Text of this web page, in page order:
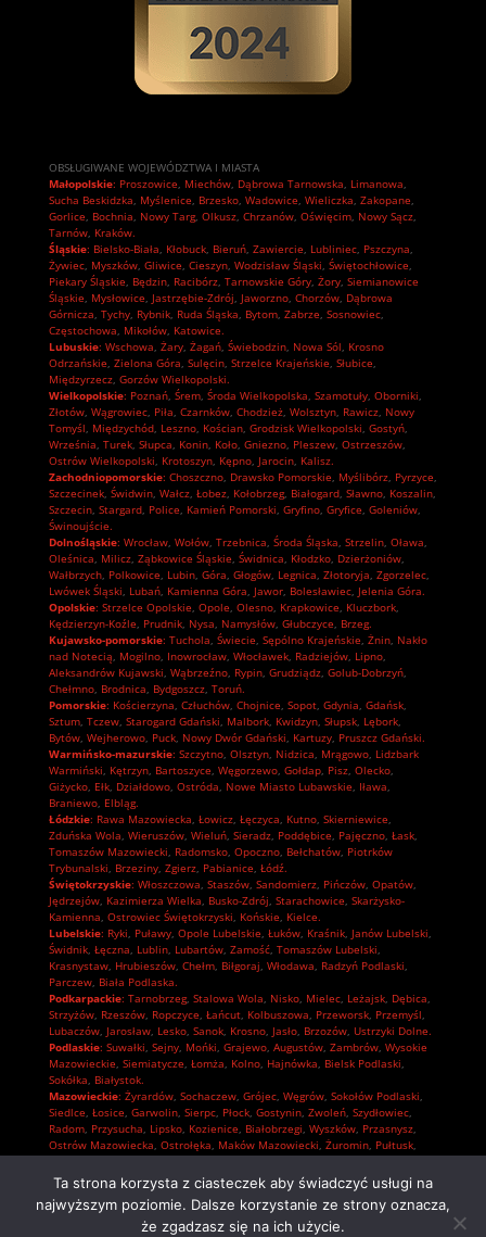
OBSŁUGIWANE WOJEWÓDZTWA I MIASTA
Małopolskie: Proszowice, Miechów, Dąbrowa Tarnowska, Limanowa,
Sucha Beskidzka, Myślenice, Brzesko, Wadowice, Wieliczka, Zakopane,
Gorlice, Bochnia, Nowy Targ, Olkusz, Chrzanów, Oświęcim, Nowy Sącz,
Tarnów, Kraków.
Śląskie: Bielsko-Biała, Kłobuck, Bieruń, Zawiercie, Lubliniec, Pszczyna,
Żywiec, Myszków, Gliwice, Cieszyn, Wodzisław Śląski, Świętochłowice,
Piekary Śląskie, Będzin, Racibórz, Tarnowskie Góry, Żory, Siemianowice
Śląskie, Mysłowice, Jastrzębie-Zdrój, Jaworzno, Chorzów, Dąbrowa
Górnicza, Tychy, Rybnik, Ruda Śląska, Bytom, Zabrze, Sosnowiec,
Częstochowa, Mikołów, Katowice.
Lubuskie: Wschowa, Żary, Żagań, Świebodzin, Nowa Sól, Krosno
Odrzańskie, Zielona Góra, Sulęcin, Strzelce Krajeńskie, Słubice,
Międzyrzecz, Gorzów Wielkopolski.
Wielkopolskie: Poznań, Śrem, Środa Wielkopolska, Szamotuły, Oborniki,
Złotów, Wągrowiec, Piła, Czarnków, Chodzież, Wolsztyn, Rawicz, Nowy
Tomyśl, Międzychód, Leszno, Kościan, Grodzisk Wielkopolski, Gostyń,
Września, Turek, Słupca, Konin, Koło, Gniezno, Pleszew, Ostrzeszów,
Ostrów Wielkopolski, Krotoszyn, Kępno, Jarocin, Kalisz.
Zachodniopomorskie: Choszczno, Drawsko Pomorskie, Myślibórz, Pyrzyce,
Szczecinek, Świdwin, Wałcz, Łobez, Kołobrzeg, Białogard, Sławno, Koszalin,
Szczecin, Stargard, Police, Kamień Pomorski, Gryfino, Gryfice, Goleniów,
Świnoujście.
Dolnośląskie: Wrocław, Wołów, Trzebnica, Środa Śląska, Strzelin, Oława,
Oleśnica, Milicz, Ząbkowice Śląskie, Świdnica, Kłodzko, Dzierżoniów,
Wałbrzych, Polkowice, Lubin, Góra, Głogów, Legnica, Złotoryja, Zgorzelec,
Lwówek Śląski, Lubań, Kamienna Góra, Jawor, Bolesławiec, Jelenia Góra.
Opolskie: Strzelce Opolskie, Opole, Olesno, Krapkowice, Kluczbork,
Kędzierzyn-Koźle, Prudnik, Nysa, Namysłów, Głubczyce, Brzeg.
Kujawsko-pomorskie: Tuchola, Świecie, Sępólno Krajeńskie, Żnin, Nakło
nad Notecią, Mogilno, Inowrocław, Włocławek, Radziejów, Lipno,
Aleksandrów Kujawski, Wąbrzeźno, Rypin, Grudziądz, Golub-Dobrzyń,
Chełmno, Brodnica, Bydgoszcz, Toruń.
Pomorskie: Kościerzyna, Człuchów, Chojnice, Sopot, Gdynia, Gdańsk,
Sztum, Tczew, Starogard Gdański, Malbork, Kwidzyn, Słupsk, Lębork,
Bytów, Wejherowo, Puck, Nowy Dwór Gdański, Kartuzy, Pruszcz Gdański.
Warmińsko-mazurskie: Szczytno, Olsztyn, Nidzica, Mrągowo, Lidzbark
Warmiński, Kętrzyn, Bartoszyce, Węgorzewo, Gołdap, Pisz, Olecko,
Giżycko, Ełk, Działdowo, Ostróda, Nowe Miasto Lubawskie, Iława,
Braniewo, Elbląg.
Łódzkie: Rawa Mazowiecka, Łowicz, Łęczyca, Kutno, Skierniewice,
Zduńska Wola, Wieruszów, Wieluń, Sieradz, Poddębice, Pajęczno, Łask,
Tomaszów Mazowiecki, Radomsko, Opoczno, Bełchatów, Piotrków
Trybunalski, Brzeziny, Zgierz, Pabianice, Łódź.
Świętokrzyskie: Włoszczowa, Staszów, Sandomierz, Pińczów, Opatów,
Jędrzejów, Kazimierza Wielka, Busko-Zdrój, Starachowice, Skarżysko-
Kamienna, Ostrowiec Świętokrzyski, Końskie, Kielce.
Lubelskie: Ryki, Puławy, Opole Lubelskie, Łuków, Kraśnik, Janów Lubelski,
Świdnik, Łęczna, Lublin, Lubartów, Zamość, Tomaszów Lubelski,
Krasnystaw, Hrubieszów, Chełm, Biłgoraj, Włodawa, Radzyń Podlaski,
Parczew, Biała Podlaska.
Podkarpackie: Tarnobrzeg, Stalowa Wola, Nisko, Mielec, Leżajsk, Dębica,
Strzyżów, Rzeszów, Ropczyce, Łańcut, Kolbuszowa, Przeworsk, Przemyśl,
Lubaczów, Jarosław, Lesko, Sanok, Krosno, Jasło, Brzozów, Ustrzyki Dolne.
Podlaskie: Suwałki, Sejny, Mońki, Grajewo, Augustów, Zambrów, Wysokie
Mazowieckie, Siemiatycze, Łomża, Kolno, Hajnówka, Bielsk Podlaski,
Sokółka, Białystok.
Mazowieckie: Żyrardów, Sochaczew, Grójec, Węgrów, Sokołów Podlaski,
Siedlce, Łosice, Garwolin, Sierpc, Płock, Gostynin, Zwoleń, Szydłowiec,
Radom, Przysucha, Lipsko, Kozienice, Białobrzegi, Wyszków, Przasnysz,
Ostrów Mazowiecka, Ostrołęka, Maków Mazowiecki, Żuromin, Pułtusk,
Grodzisk Mazowiecki,Wołomin,Otwock,Mińsk Mazowiecki ,Legionowo ,
Ta strona korzysta z ciasteczek aby świadczyć usługi na
najwyższym poziomie. Dalsze korzystanie ze strony oznacza,
że zgadzasz się na ich użycie.